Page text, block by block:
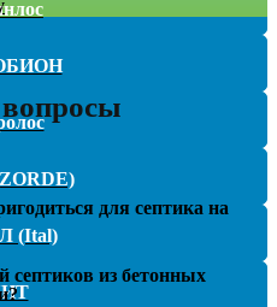
(Ital)
для септика на
септиков из бетонных